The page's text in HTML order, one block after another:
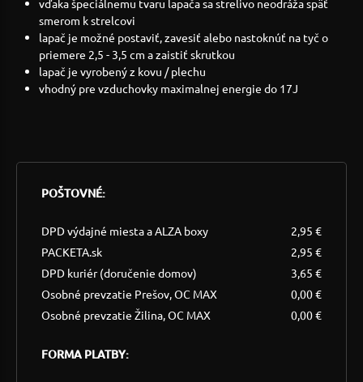
smerom k strelcovi
lapač je možné postaviť, zavesiť alebo nastoknúť na tyč o
priemere 2,5 - 3,5 cm a zaistiť skrutkou
lapač je vyrobený z kovu / plechu
vhodný pre vzduchovky maximalnej energie do 17J
POŠTOVNÉ:
DPD výdajné miesta a ALZA boxy
2,95 €
PACKETA.sk
2,95 €
DPD kuriér (doručenie domov)
3,65 €
Osobné prevzatie Prešov, OC MAX
0,00 €
Osobné prevzatie Žilina, OC MAX
0,00 €
FORMA PLATBY: